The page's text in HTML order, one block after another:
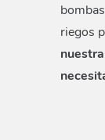
riegos